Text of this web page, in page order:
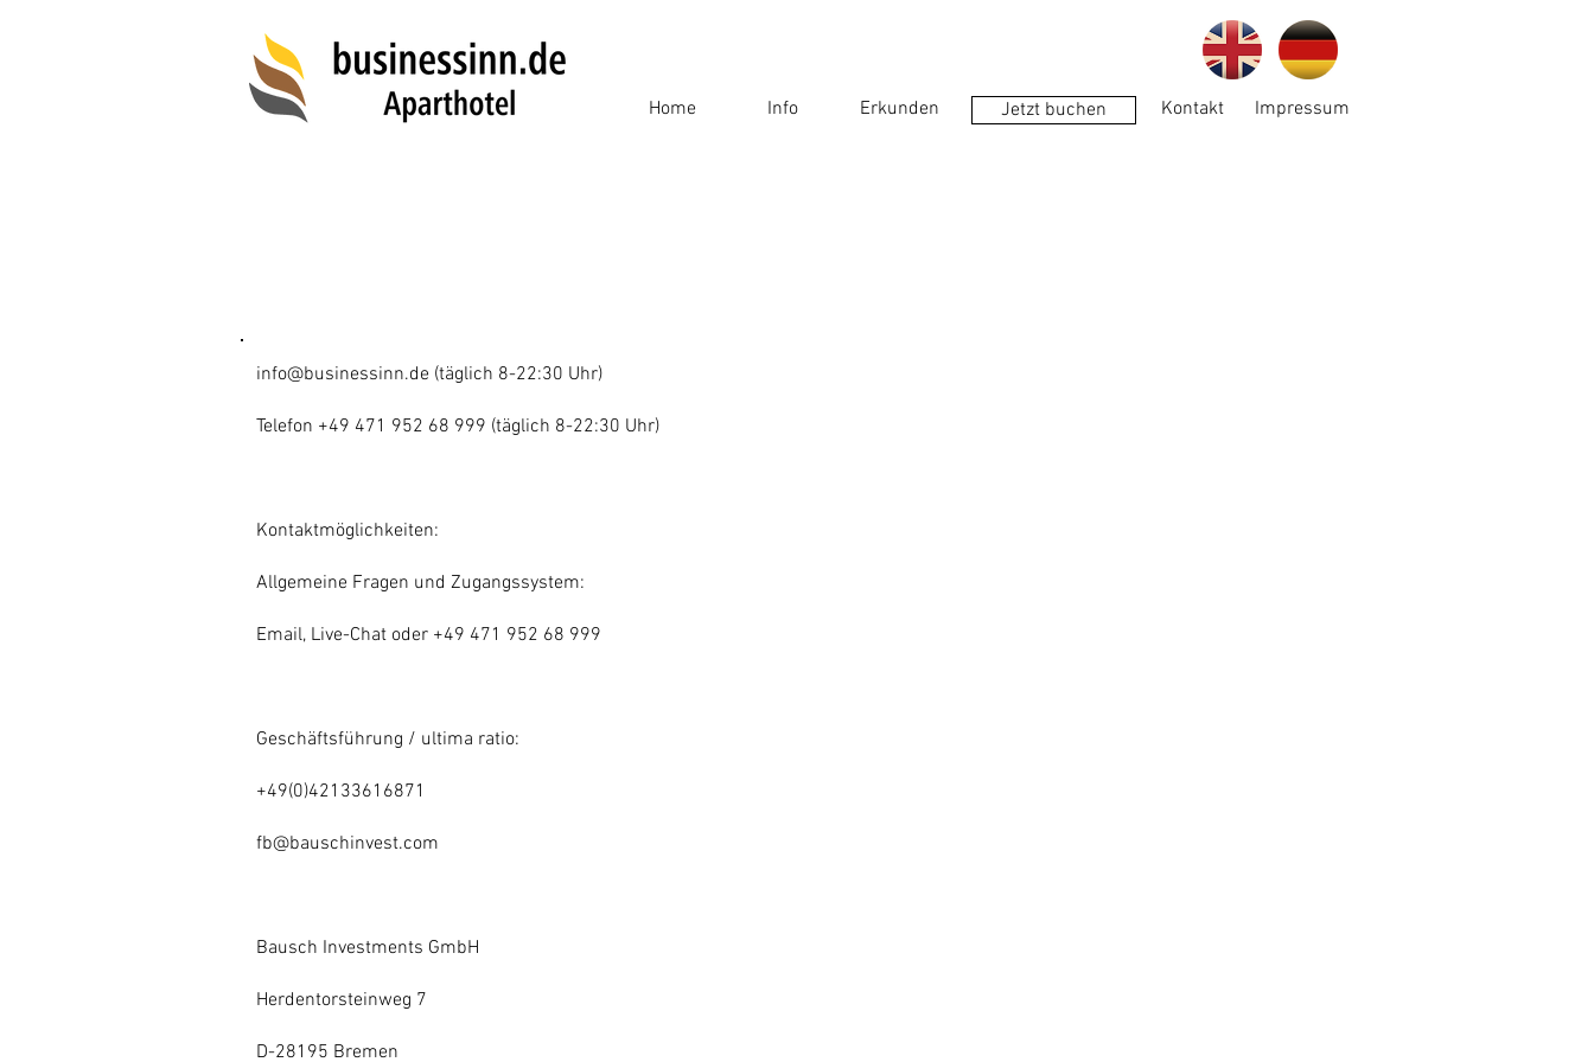
Jetzt buchen
Home Info Erkunden Impressum
Kontakt
info@businessinn.de (täglich 8-22:30 Uhr)
Telefon +49 471 952 68 999 (täglich 8-22:30 Uhr)
Kontaktmöglichkeiten:
Allgemeine Fragen und Zugangssystem:
Email, Live-Chat oder +49 471 952 68 999
Geschäftsführung / ultima ratio:
+49(0)42133616871
fb@bauschinvest.com
Bausch Investments GmbH
Herdentorsteinweg 7
D-28195 Bremen